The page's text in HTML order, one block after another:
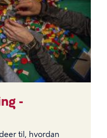
-
til, hvordan